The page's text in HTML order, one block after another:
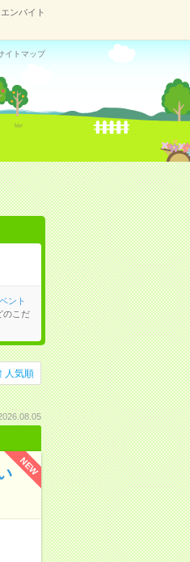
ンバイト
イトマップ
ント
のこだ
人気順
NEW